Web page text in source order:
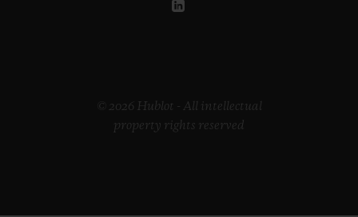
© 2026 Hublot - All intellectual
property rights reserved